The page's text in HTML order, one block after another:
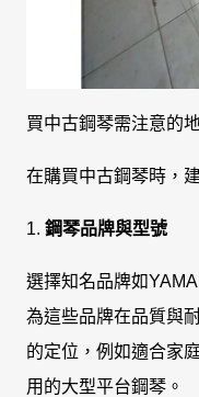
買中古鋼琴需注意的
在購買中古鋼琴時，
1. 鋼琴品牌與型號
選擇知名品牌如
為這些品牌在品質與
的定位，例如適合家
用的大型平台鋼琴。